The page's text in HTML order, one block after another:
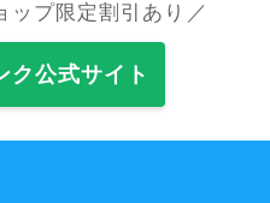
ップ限定割引あり／
ク公式サイト